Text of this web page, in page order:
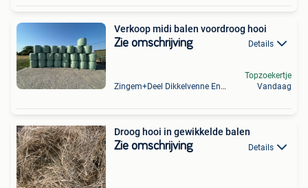
Verkoop midi balen voordroog hooi
Zie omschrijving Details
Zingem+Deel Dikkelvenne En Nederzwalm-Hermelgem
Topzoekertje
Vandaag
Droog hooi in gewikkelde balen
Zie omschrijving Details